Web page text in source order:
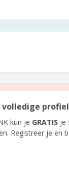
kun je GRATIS je
Registreer je en